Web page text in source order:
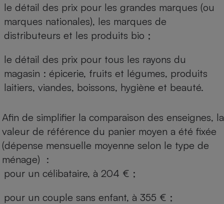
le détail des prix pour les grandes marques (ou
marques nationales), les marques de
distributeurs et les produits bio ;
le détail des prix pour tous les rayons du
magasin : épicerie, fruits et légumes, produits
laitiers, viandes, boissons, hygiène et beauté.
Afin de simplifier la comparaison des enseignes, la
valeur de référence du panier moyen a été fixée
(dépense mensuelle moyenne selon le type de
ménage) :
pour un célibataire, à 204 € ;
pour un couple sans enfant, à 355 € ;